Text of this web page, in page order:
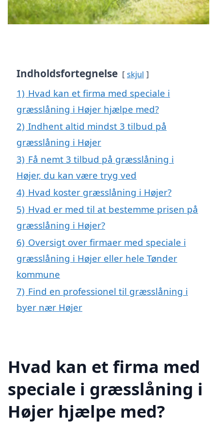
Indholdsfortegnelse skjul
1) Hvad kan et firma med speciale i
græsslåning i Højer hjælpe med?
2) Indhent altid mindst 3 tilbud på
græsslåning i Højer
3) Få nemt 3 tilbud på græsslåning i
Højer, du kan være tryg ved
4) Hvad koster græsslåning i Højer?
5) Hvad er med til at bestemme prisen på
græsslåning i Højer?
6) Oversigt over firmaer med speciale i
græsslåning i Højer eller hele Tønder
kommune
7) Find en professionel til græsslåning i
byer nær Højer
Hvad kan et firma med
speciale i græsslåning i
Højer hjælpe med?